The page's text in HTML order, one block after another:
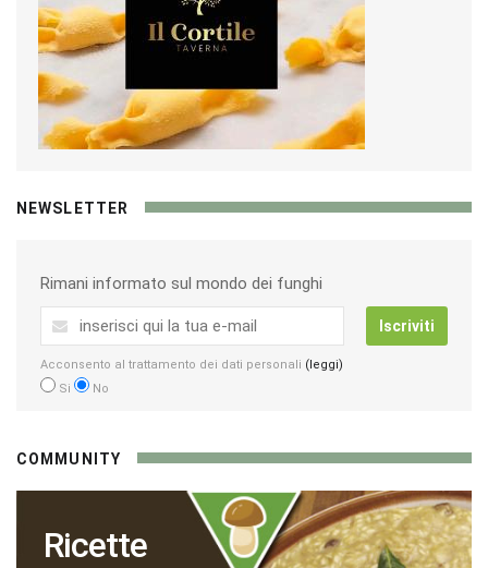
NEWSLETTER
Rimani informato sul mondo dei funghi
Iscriviti
Acconsento al trattamento dei dati personali (leggi)
Si
No
COMMUNITY
Ricette